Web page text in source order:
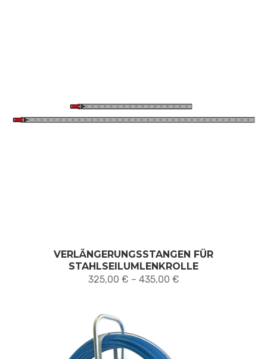
VERLÄNGERUNGSSTANGEN FÜR
STAHLSEILUMLENKROLLE
325,00 € – 435,00 €Preisspanne: